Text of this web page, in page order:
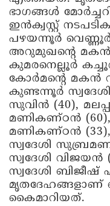
ഭാഗങ്ങൾ
ഇൻക്വസ്റ്റ്
പഴയന്നൂർ വെണ്ണൂർ
അറുമുഖന്റെ മകൻ
കുമരനെല്ലൂർ കച്ചൂർ
കോർമന്റെ മകൻ
കുണ്ടന്നൂർ സ്വദേശി
സുവിൻ (40),
മണികണ്ഠൻ (60),
മണികണ്ഠൻ
സ്വദേശി
സ്വദേശി
സ്വദേശി ബിജീഷ്
മൃതദേഹങ്ങളാണ്
കൈമാറിയത്.